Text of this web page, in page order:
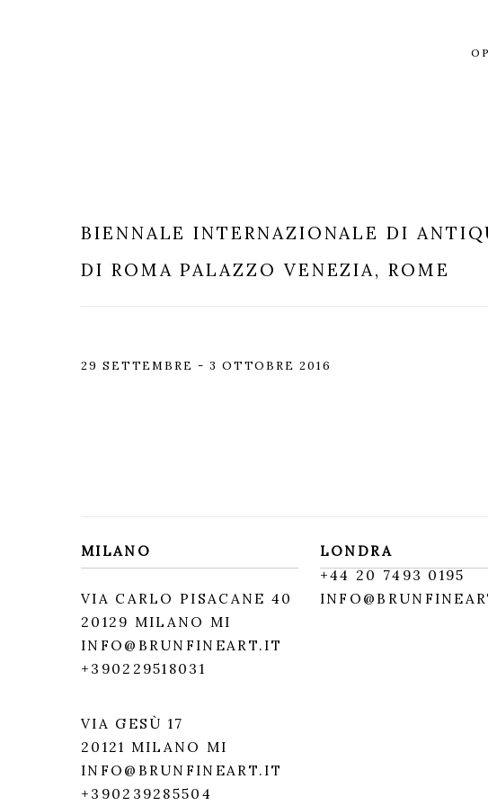
BIENNALE INTERNAZIONALE DI
DI ROMA PALAZZO VENEZIA, ROME
29 SETTEMBRE - 3 OTTOBRE 2016
MILANO
VIA CARLO PISACANE 40
20129 MILANO MI
INFO@BRUNFINEART.IT
+390229518031
VIA GESÙ 17
20121 MILANO MI
INFO@BRUNFINEART.IT
+390239285504
LONDRA
+44 20 7493 0195